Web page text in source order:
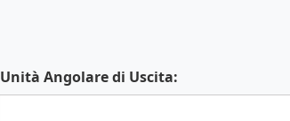
Unità Angolare di Uscita: